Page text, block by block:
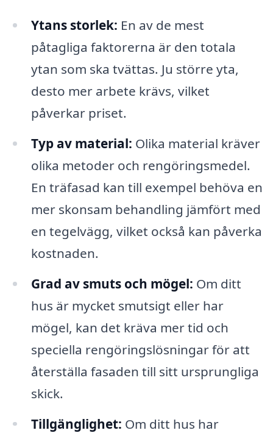
Ytans storlek: En av de mest
påtagliga faktorerna är den totala
ytan som ska tvättas. Ju större yta,
desto mer arbete krävs, vilket
påverkar priset.
Typ av material: Olika material kräver
olika metoder och rengöringsmedel.
En träfasad kan till exempel behöva en
mer skonsam behandling jämfört med
en tegelvägg, vilket också kan påverka
kostnaden.
Grad av smuts och mögel: Om ditt
hus är mycket smutsigt eller har
mögel, kan det kräva mer tid och
speciella rengöringslösningar för att
återställa fasaden till sitt ursprungliga
skick.
Tillgänglighet: Om ditt hus har